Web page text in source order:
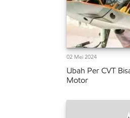
02 Mei 2024
Ubah Per CVT
Motor